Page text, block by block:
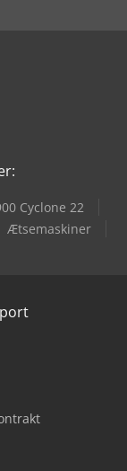
Cyclone 22
Ætsemaskiner